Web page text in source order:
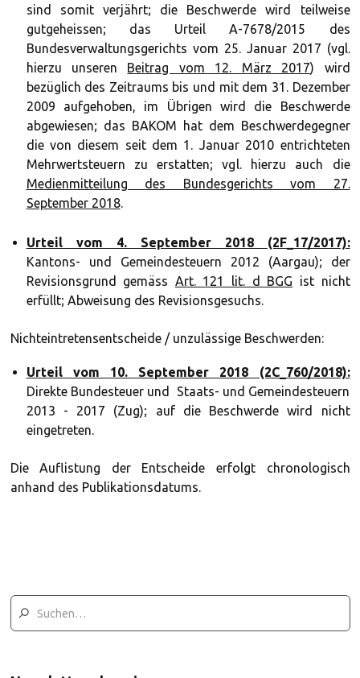
sind somit verjährt; die Beschwerde wird teilweise
gutgeheissen; das Urteil A-7678/2015 des
Bundesverwaltungsgerichts vom 25. Januar 2017 (vgl.
hierzu unseren Beitrag vom 12. März 2017) wird
bezüglich des Zeitraums bis und mit dem 31. Dezember
2009 aufgehoben, im Übrigen wird die Beschwerde
abgewiesen; das BAKOM hat dem Beschwerdegegner
die von diesem seit dem 1. Januar 2010 entrichteten
Mehrwertsteuern zu erstatten; vgl. hierzu auch die
Medienmitteilung des Bundesgerichts vom 27.
September 2018.
Urteil vom 4. September 2018 (2F_17/2017):
Kantons- und Gemeindesteuern 2012 (Aargau); der
Revisionsgrund gemäss Art. 121 lit. d BGG ist nicht
erfüllt; Abweisung des Revisionsgesuchs.
Nichteintretensentscheide / unzulässige Beschwerden:
Urteil vom 10. September 2018 (2C_760/2018):
Direkte Bundesteuer und Staats- und Gemeindesteuern
2013 - 2017 (Zug); auf die Beschwerde wird nicht
eingetreten.
Die Auflistung der Entscheide erfolgt chronologisch
anhand des Publikationsdatums.